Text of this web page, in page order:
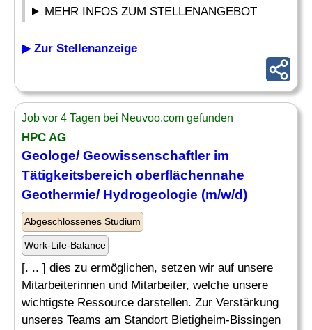
MEHR INFOS ZUM STELLENANGEBOT
▶ Zur Stellenanzeige
Job vor 4 Tagen bei Neuvoo.com gefunden
HPC AG
Geologe/ Geowissenschaftler im
Tätigkeitsbereich oberflächennahe
Geothermie/ Hydrogeologie (m/w/d)
Abgeschlossenes Studium
Work-Life-Balance
[. .. ] dies zu ermöglichen, setzen wir auf unsere
Mitarbeiterinnen und Mitarbeiter, welche unsere
wichtigste Ressource darstellen. Zur Verstärkung
unseres Teams am Standort Bietigheim-Bissingen